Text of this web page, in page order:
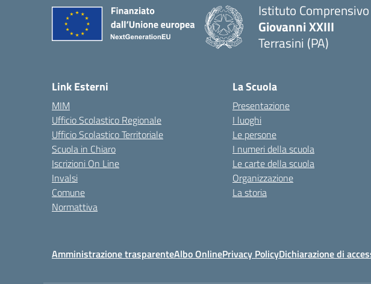
Istituto Comprensivo
Giovanni XXIII
Terrasini (PA)
Link Esterni
MIM
Ufficio Scolastico Regionale
Ufficio Scolastico Territoriale
Scuola in Chiaro
Iscrizioni On Line
Invalsi
Comune
Normattiva
La Scuola
Presentazione
I luoghi
Le persone
I numeri della scuola
Le carte della scuola
Organizzazione
La storia
Amministrazione trasparenteAlbo OnlinePrivacy PolicyDichiarazione di